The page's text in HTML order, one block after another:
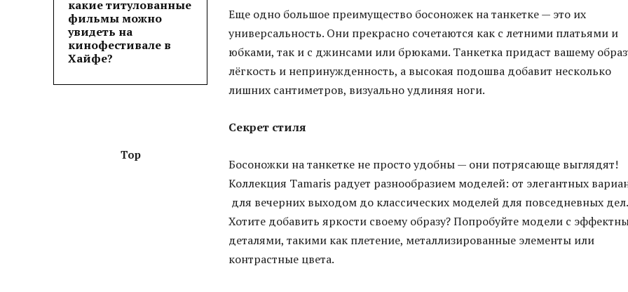
какие титулованные
фильмы можно
увидеть на
кинофестивале в
Хайфе?
Top
Еще одно большое преимущество босоножек на танкетке — это их
универсальность. Они прекрасно сочетаются как с летними платьями и
юбками, так и с джинсами или брюками. Танкетка придаст вашему
лёгкость и непринужденность, а высокая подошва добавит несколько
лишних сантиметров, визуально удлиняя ноги.
Секрет стиля
Босоножки на танкетке не просто удобны — они потрясающе выглядят!
Коллекция Tamaris радует разнообразием моделей: от элегантных
для вечерних выходом до классических моделей для повседневных дел.
Хотите добавить яркости своему образу? Попробуйте модели с
деталями, такими как плетение, металлизированные элементы или
контрастные цвета.